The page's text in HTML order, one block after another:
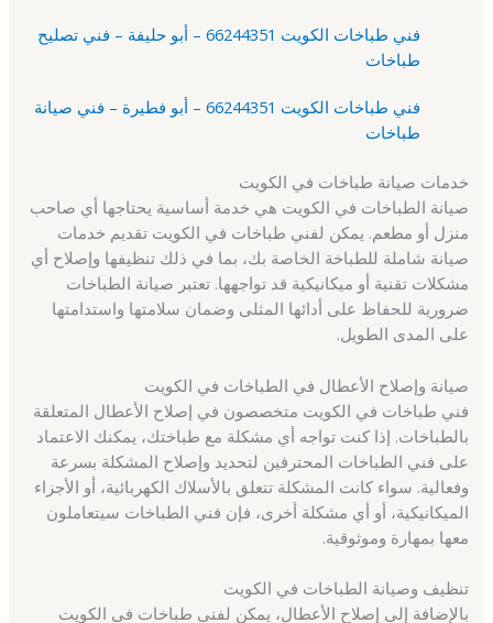
فني طباخات الكويت 66244351 – أبو حليفة – فني تصليح
طباخات
فني طباخات الكويت 66244351 – أبو فطيرة – فني صيانة
طباخات
خدمات صيانة طباخات في الكويت
صيانة الطباخات في الكويت هي خدمة أساسية يحتاجها أي صاحب
منزل أو مطعم. يمكن لفني طباخات في الكويت تقديم خدمات
صيانة شاملة للطباخة الخاصة بك، بما في ذلك تنظيفها وإصلاح أي
مشكلات تقنية أو ميكانيكية قد تواجهها. تعتبر صيانة الطباخات
ضرورية للحفاظ على أدائها المثلى وضمان سلامتها واستدامتها
على المدى الطويل.
صيانة وإصلاح الأعطال في الطباخات في الكويت
فني طباخات في الكويت متخصصون في إصلاح الأعطال المتعلقة
بالطباخات. إذا كنت تواجه أي مشكلة مع طباختك، يمكنك الاعتماد
على فني الطباخات المحترفين لتحديد وإصلاح المشكلة بسرعة
وفعالية. سواء كانت المشكلة تتعلق بالأسلاك الكهربائية، أو الأجزاء
الميكانيكية، أو أي مشكلة أخرى، فإن فني الطباخات سيتعاملون
معها بمهارة وموثوقية.
تنظيف وصيانة الطباخات في الكويت
بالإضافة إلى إصلاح الأعطال، يمكن لفني طباخات في الكويت